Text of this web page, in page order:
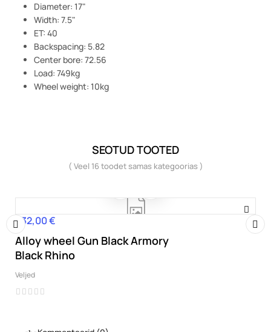
Diameter: 17"
Width: 7.5"
ET: 40
Backspacing: 5.82
Center bore: 72.56
Load: 749kg
Wheel weight: 10kg
SEOTUD TOOTED
( Veel 16 toodet samas kategoorias )
Hind
432,00 €
Alloy wheel Gun Black Armory
Black Rhino
Veljed
‹